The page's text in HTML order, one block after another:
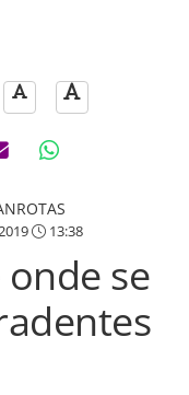
13:38
se